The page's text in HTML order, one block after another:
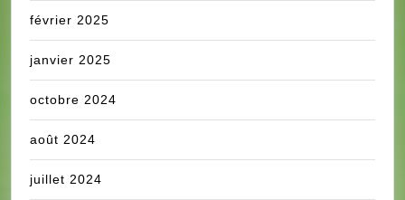
février 2025
janvier 2025
octobre 2024
août 2024
juillet 2024